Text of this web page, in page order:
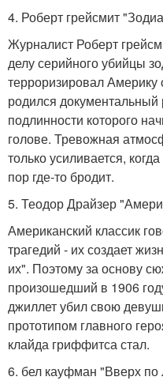
4. Роберт грейсмит
Журналист Роберт
делу серийного убийцы
терроризировал Америку
родился документальный
подлинности которого
голове. Тревожная
только усиливается,
пор где-то бродит.
5. Теодор Драйзер
Американский классик
трагедий - их создает
их". Поэтому за основу
произошедший в 1906
джиллет убил свою
прототипом главного
клайда гриффитса стал.
6. бел кауфман "Вверх